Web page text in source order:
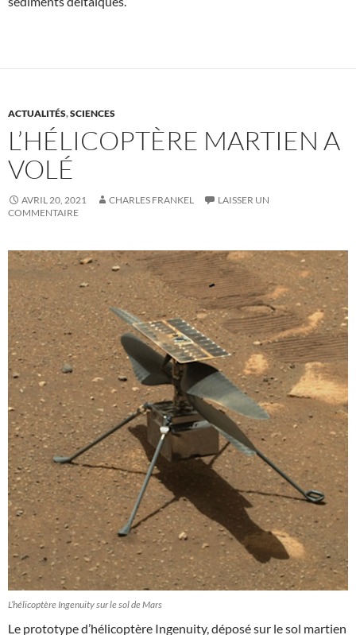
ACTUALITÉS,SCIENCES
L’HÉLICOPTÈRE MARTIEN A
VOLÉ
AVRIL 20, 2021 CHARLES FRANKEL
LAISSER UN
COMMENTAIRE
L’hélicoptère Ingenuity sur le sol de Mars
Le prototype d’hélicoptère Ingenuity, déposé sur le sol martien